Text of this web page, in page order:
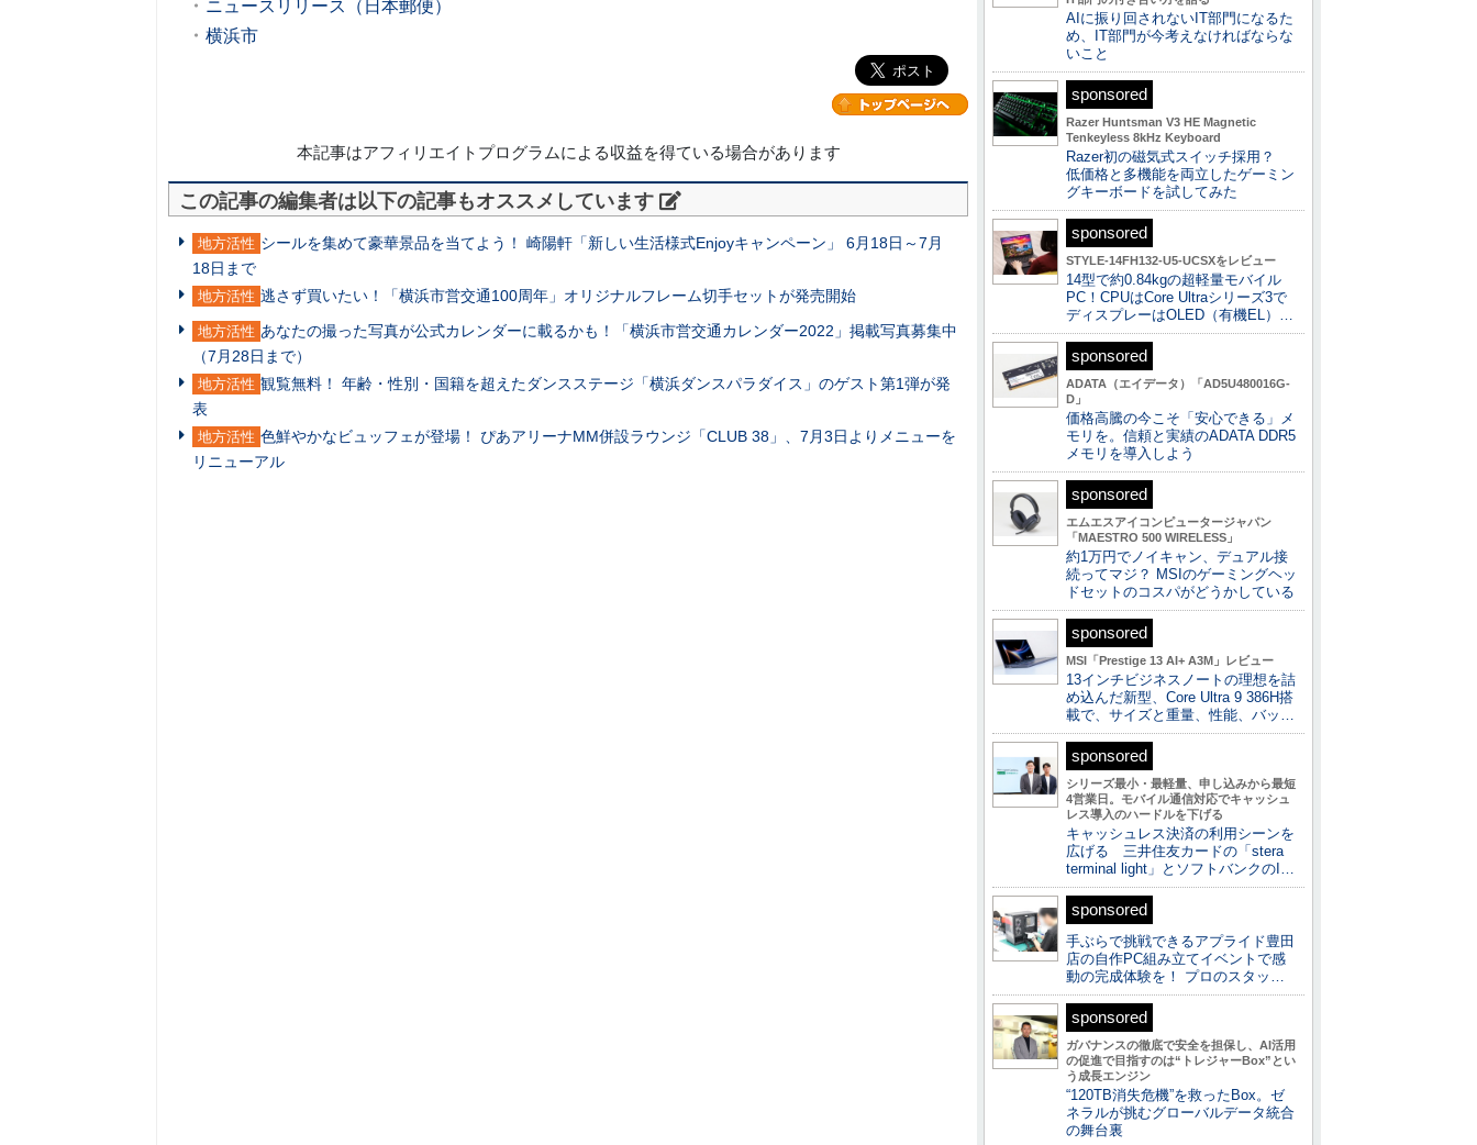
ニュースリリース（日本郵便）
横浜市
本記事はアフィリエイトプログラムによる収益を得ている場合があります
この記事の編集者は以下の記事もオススメしています
地方活性 シールを集めて豪華景品を当てよう！ 崎陽軒「新しい生活様式Enjoyキャンペーン」 6月18日～7月
18日まで
地方活性 逃さず買いたい！「横浜市営交通100周年」オリジナルフレーム切手セットが発売開始
地方活性 あなたの撮った写真が公式カレンダーに載るかも！「横浜市営交通カレンダー2022」掲載写真募集中
（7月28日まで）
地方活性 観覧無料！ 年齢・性別・国籍を超えたダンスステージ「横浜ダンスパラダイス」のゲスト第1弾が発
表
地方活性 色鮮やかなビュッフェが登場！ ぴあアリーナMM併設ラウンジ「CLUB 38」、7月3日よりメニューを
リニューアル
AIに振り回されないIT部門になるた
め、IT部門が今考えなければならな
いこと
sponsored
Razer Huntsman V3 HE Magnetic
Tenkeyless 8kHz Keyboard
Razer初の磁気式スイッチ採用？
低価格と多機能を両立したゲーミン
グキーボードを試してみた
sponsored
STYLE-14FH132-U5-UCSXをレビュー
14型で約0.84kgの超軽量モバイル
PC！CPUはCore Ultraシリーズ3で
ディスプレーはOLED（有機EL）…
sponsored
ADATA（エイデータ）「AD5U480016G-
D」
価格高騰の今こそ「安心できる」メ
モリを。信頼と実績のADATA DDR5
メモリを導入しよう
sponsored
エムエスアイコンピュータージャパン
「MAESTRO 500 WIRELESS」
約1万円でノイキャン、デュアル接
続ってマジ？ MSIのゲーミングヘッ
ドセットのコスパがどうかしている
sponsored
MSI「Prestige 13 AI+ A3M」レビュー
13インチビジネスノートの理想を詰
め込んだ新型、Core Ultra 9 386H搭
載で、サイズと重量、性能、バッ…
sponsored
シリーズ最小・最軽量、申し込みから最短
4営業日。モバイル通信対応でキャッシュ
レス導入のハードルを下げる
キャッシュレス決済の利用シーンを
広げる 三井住友カードの「stera
terminal light」とソフトバンクのI…
sponsored
手ぶらで挑戦できるアプライド豊田
店の自作PC組み立てイベントで感
動の完成体験を！ プロのスタッ…
sponsored
ガバナンスの徹底で安全を担保し、AI活用
の促進で目指すのは“トレジャーBox”とい
う成長エンジン
“120TB消失危機”を救ったBox。ゼ
ネラルが挑むグローバルデータ統合
の舞台裏